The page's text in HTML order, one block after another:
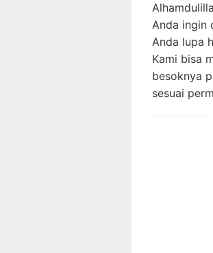
Anda ingin
Anda lupa
Kami bisa
besoknya
sesuai